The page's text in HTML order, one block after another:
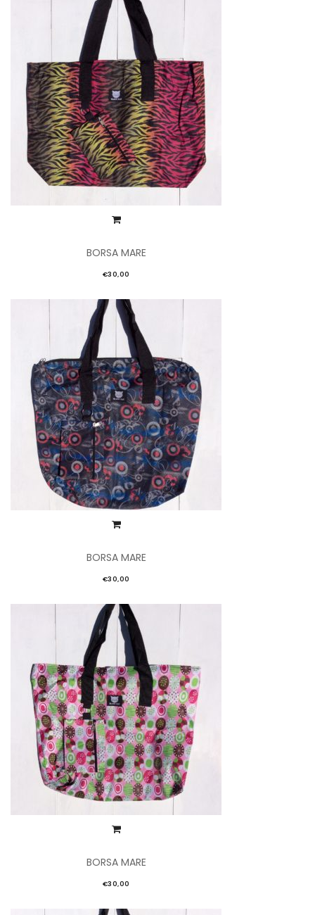
BORSA MARE
€30,00
BORSA MARE
€30,00
BORSA MARE
€30,00